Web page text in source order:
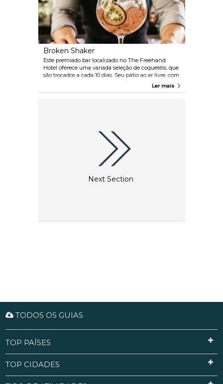
Broken Shaker
Este premiado bar localizado no The Freehand
Hotel oferece uma variada seleção de coquetéis, que
são trocados a cada 10 dias. Seu pátio ao ar livre, com
uma fonte e a área da piscina, fazem deste local um
Ler mais
Next Section
TODOS OS GUIAS
TOP PAÍSES
TOP CIDADES